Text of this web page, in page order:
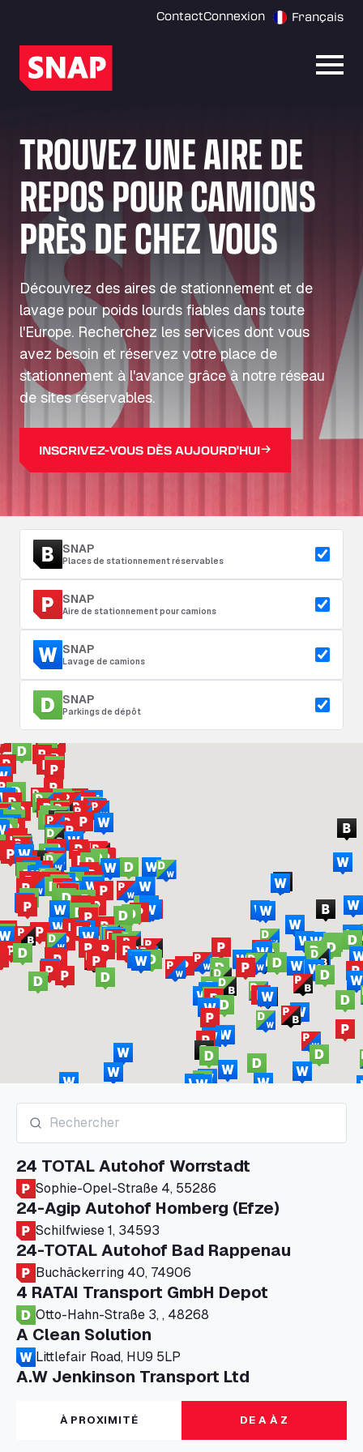
ContactConnexion Français
TROUVEZ UNE AIRE DE
REPOS POUR CAMIONS
PRÈS DE CHEZ VOUS
Découvrez des aires de stationnement et de
lavage pour poids lourds fiables dans toute
l'Europe. Recherchez les services dont vous
avez besoin et réservez votre place de
stationnement à l'avance grâce à notre réseau
de sites réservables.
INSCRIVEZ-VOUS DÈS AUJOURD'HUI
SNAP
Places de stationnement réservables
SNAP
Aire de stationnement pour camions
SNAP
Lavage de camions
SNAP
Parkings de dépôt
24 TOTAL Autohof Worrstadt
Sophie-Opel-Straße 4, 55286
24-Agip Autohof Homberg (Efze)
Schilfwiese 1, 34593
24-TOTAL Autohof Bad Rappenau
Buchäckerring 40, 74906
4 RATAI Transport GmbH Depot
Otto-Hahn-Straße 3, , 48268
A Clean Solution
Littlefair Road, HU9 5LP
A.W Jenkinson Transport Ltd
Progress House, ME11 5GA
A+G Nettetal - Depot Parking
Am Panneschopp 7, 41334
À PROXIMITÉ DE A À Z